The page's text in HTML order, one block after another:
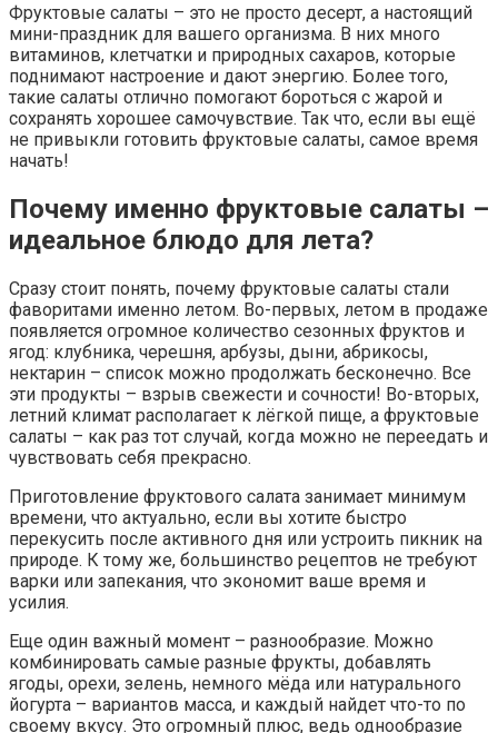
Фруктовые салаты – это не просто десерт, а настоящий
мини-праздник для вашего организма. В них много
витаминов, клетчатки и природных сахаров, которые
поднимают настроение и дают энергию. Более того,
такие салаты отлично помогают бороться с жарой и
сохранять хорошее самочувствие. Так что, если вы ещё
не привыкли готовить фруктовые салаты, самое время
начать!
Почему именно фруктовые салаты –
идеальное блюдо для лета?
Сразу стоит понять, почему фруктовые салаты стали
фаворитами именно летом. Во-первых, летом в продаже
появляется огромное количество сезонных фруктов и
ягод: клубника, черешня, арбузы, дыни, абрикосы,
нектарин – список можно продолжать бесконечно. Все
эти продукты – взрыв свежести и сочности! Во-вторых,
летний климат располагает к лёгкой пище, а фруктовые
салаты – как раз тот случай, когда можно не переедать и
чувствовать себя прекрасно.
Приготовление фруктового салата занимает минимум
времени, что актуально, если вы хотите быстро
перекусить после активного дня или устроить пикник на
природе. К тому же, большинство рецептов не требуют
варки или запекания, что экономит ваше время и
усилия.
Еще один важный момент – разнообразие. Можно
комбинировать самые разные фрукты, добавлять
ягоды, орехи, зелень, немного мёда или натурального
йогурта – вариантов масса, и каждый найдет что-то по
своему вкусу. Это огромный плюс, ведь однообразие